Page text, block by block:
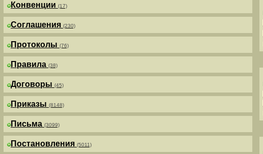
Конвенции (17)
Соглашения (230)
Протоколы (76)
Правила (38)
Договоры (45)
Приказы (8148)
Письма (3099)
Постановления (5011)